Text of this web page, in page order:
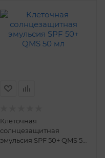
Клеточная
солнцезащитная
эмульсия SPF 50+ QMS 50